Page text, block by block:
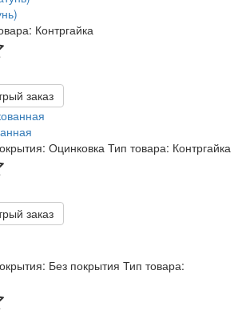
Контргайка
заказ
Оцинковка Тип товара: Контргайка
заказ
Без покрытия Тип товара: